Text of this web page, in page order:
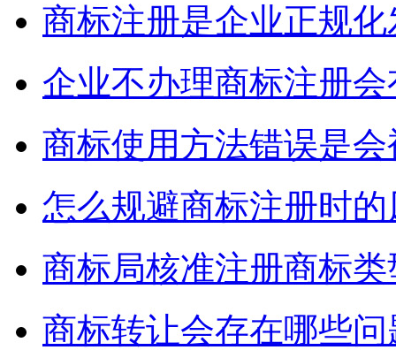
商标注册是企业正规
企业不办理商标注册
商标使用方法错误是
怎么规避商标注册时的
商标局核准注册商标
商标转让会存在哪些问